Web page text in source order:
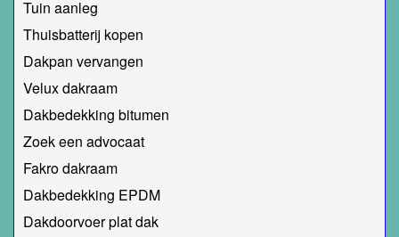
Tuin aanleg
Thuisbatterij kopen
Dakpan vervangen
Velux dakraam
Dakbedekking bitumen
Zoek een advocaat
Fakro dakraam
Dakbedekking EPDM
Dakdoorvoer plat dak